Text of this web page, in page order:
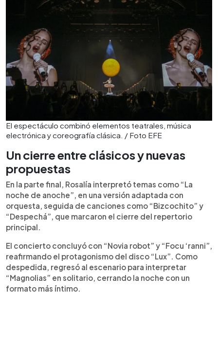
El espectáculo combinó elementos teatrales, música
electrónica y coreografía clásica. / Foto EFE
Un cierre entre clásicos y nuevas
propuestas
En la parte final, Rosalía interpretó temas como “La
noche de anoche”, en una versión adaptada con
orquesta, seguida de canciones como “Bizcochito” y
“Despechá”, que marcaron el cierre del repertorio
principal.
El concierto concluyó con “Novia robot” y “Focu ‘ranni”,
reafirmando el protagonismo del disco “Lux”. Como
despedida, regresó al escenario para interpretar
“Magnolias” en solitario, cerrando la noche con un
formato más íntimo.